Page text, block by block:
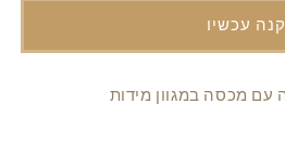
בגדלים
בגדלים
קנה עכשיו
עם מכסה במגוון מידות